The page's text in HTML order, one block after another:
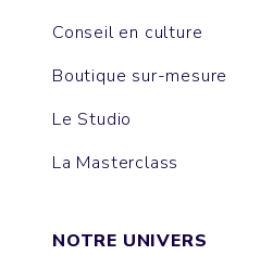
Conseil en culture
Boutique sur-mesure
Le Studio
La Masterclass
NOTRE UNIVERS